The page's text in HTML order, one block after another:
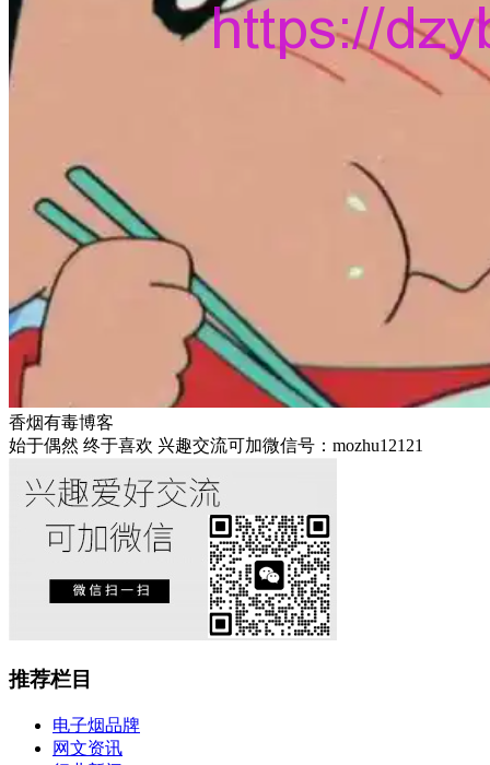
香烟有毒博客
始于偶然 终于喜欢 兴趣交流可加微信号：mozhu12121
推荐栏目
电子烟品牌
网文资讯